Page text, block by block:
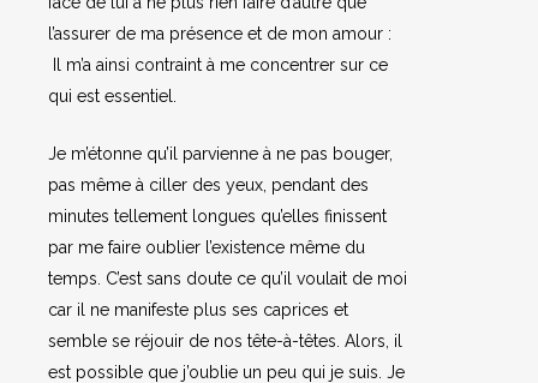
l’assurer de ma présence et de mon amour :
Il m’a ainsi contraint à me concentrer sur ce
qui est essentiel.
Je m’étonne qu’il parvienne à ne pas bouger,
pas même à ciller des yeux, pendant des
minutes tellement longues qu’elles finissent
par me faire oublier l’existence même du
temps. C’est sans doute ce qu’il voulait de moi
car il ne manifeste plus ses caprices et
semble se réjouir de nos tête-à-têtes. Alors, il
est possible que j’oublie un peu qui je suis. Je